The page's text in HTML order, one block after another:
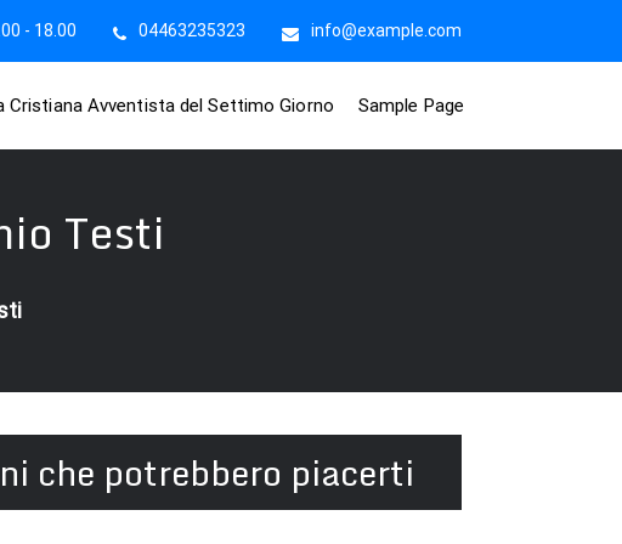
- 18.00 04463235323 info@example.com
Cristiana Avventista del Settimo Giorno Sample Page
Testi
che potrebbero piacerti